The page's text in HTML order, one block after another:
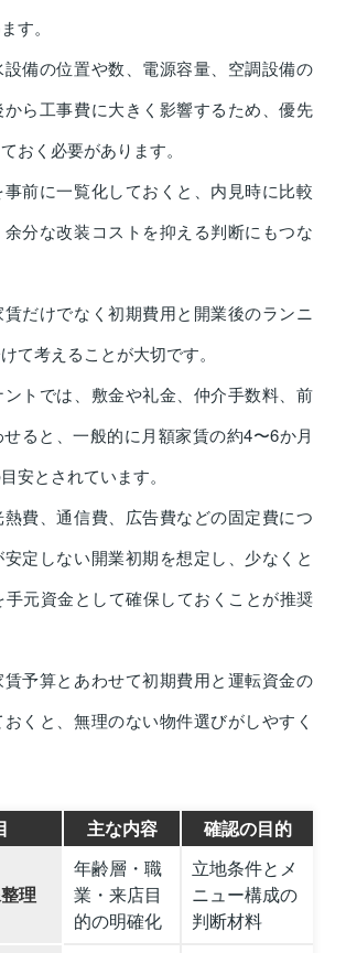
す。
設備の位置や数、電源容量、空調設備の
ら工事費に大きく影響するため、優先
おく必要があります。
前に一覧化しておくと、内見時に比較
余分な改装コストを抑える判断にもつな
だけでなく初期費用と開業後のランニ
て考えることが大切です。
トでは、敷金や礼金、仲介手数料、前
ると、一般的に月額家賃の約4〜6か月
安とされています。
熱費、通信費、広告費などの固定費につ
定しない開業初期を想定し、少なくと
手元資金として確保しておくことが推奨
賃予算とあわせて初期費用と運転資金の
くと、無理のない物件選びがしやすく
主な内容 確認の目的
理
年齢層・職
業・来店目
的の明確化
立地条件とメ
ニュー構成の
判断材料